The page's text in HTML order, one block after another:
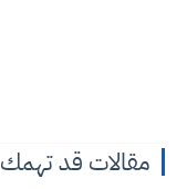
مقالات قد تهمك